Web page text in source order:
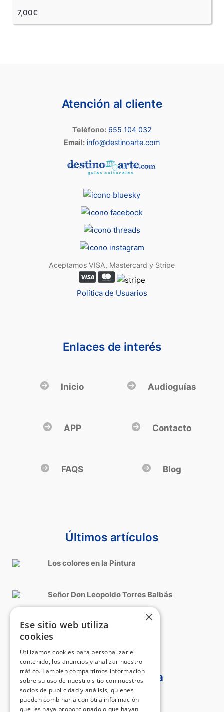
7,00€
Atención al cliente
Teléfono: 655 104 032
Email: info@destinoarte.com
Aceptamos VISA, Mastercard y Stripe
Política de Usuarios
Enlaces de interés
Inicio Audioguías
APP Contacto
FAQS Blog
Últimos artículos
Los colores en la Pintura
Señor Don Leopoldo Torres Balbás
Roma, Cinquecento italiano
Certificado Aproha
×
Ese sitio web utiliza
cookies
Utilizamos cookies para personalizar el
contenido, los anuncios y analizar nuestro
tráfico. También compartimos información
sobre su uso de nuestro sitio con nuestros
socios de publicidad y análisis, quienes
pueden combinarla con otra información
que les haya proporcionado o que hayan